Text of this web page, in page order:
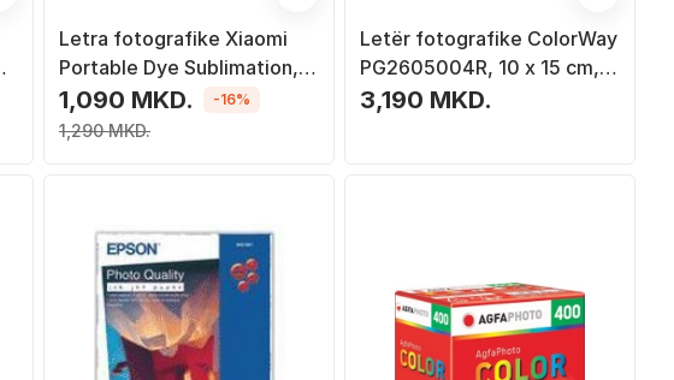
Letra fotografike Xiaomi
Portable Dye Sublimation,
2x3", 20 fletë, e bardhë
1,090 MKD.
1,290 MKD.
-16%
Letër fotografike ColorWay
PG2605004R, 10 x 15 cm,
260 g/m², me shkëlqim, e
3,190 MKD.